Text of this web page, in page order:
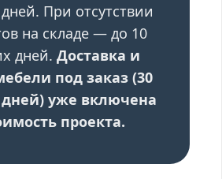
При отсутствии
на складе — до 10
дней. Доставка и
под заказ (30
уже включена
проекта.